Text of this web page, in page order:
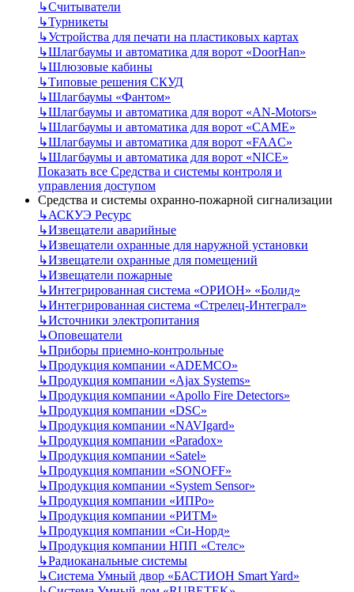
↳Считыватели
↳Турникеты
↳Устройства для печати на пластиковых картах
↳Шлагбаумы и автоматика для ворот «DoorHan»
↳Шлюзовые кабины
↳Типовые решения СКУД
↳Шлагбаумы «Фантом»
↳Шлагбаумы и автоматика для ворот «AN-Motors»
↳Шлагбаумы и автоматика для ворот «CAME»
↳Шлагбаумы и автоматика для ворот «FAAC»
↳Шлагбаумы и автоматика для ворот «NICE»
Показать все Средства и системы контроля и
управления доступом
Средства и системы охранно-пожарной сигнализации
↳АСКУЭ Ресурс
↳Извещатели аварийные
↳Извещатели охранные для наружной установки
↳Извещатели охранные для помещений
↳Извещатели пожарные
↳Интегрированная система «ОРИОН» «Болид»
↳Интегрированная система «Стрелец-Интеграл»
↳Источники электропитания
↳Оповещатели
↳Приборы приемно-контрольные
↳Продукция компании «ADEMCO»
↳Продукция компании «Ajax Systems»
↳Продукция компании «Apollo Fire Detectors»
↳Продукция компании «DSC»
↳Продукция компании «NAVIgard»
↳Продукция компании «Paradox»
↳Продукция компании «Satel»
↳Продукция компании «SONOFF»
↳Продукция компании «System Sensor»
↳Продукция компании «ИПРо»
↳Продукция компании «РИТМ»
↳Продукция компании «Си-Норд»
↳Продукция компании НПП «Стелс»
↳Радиоканальные системы
↳Система Умный двор «БАСТИОН Smart Yard»